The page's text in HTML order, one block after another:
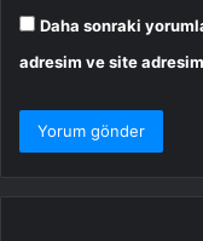
Daha sonraki
adresim ve site